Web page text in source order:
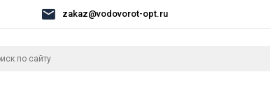
zakaz@vodovorot-opt.ru